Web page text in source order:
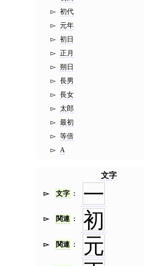
初代
元年
初日
正月
朔日
長男
長女
太郎
最初
等倍
A
文字
文字 一
関連 初
関連 元